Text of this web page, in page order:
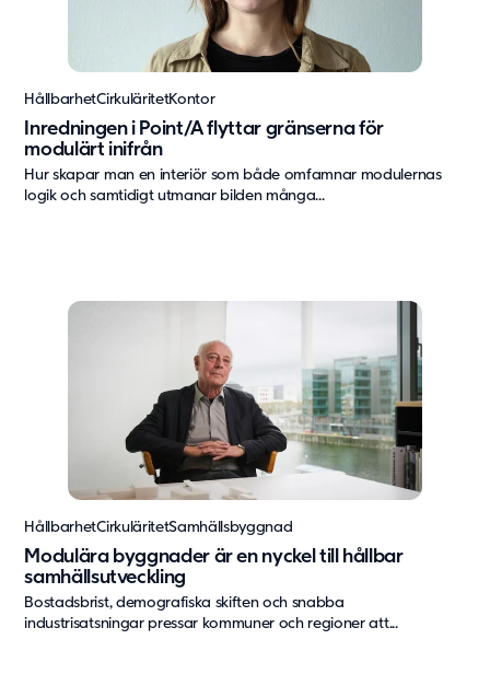
Inredningen i Point/A flyttar gränserna för
modulärt inifrån
HållbarhetCirkuläritetKontor
Hur skapar man en interiör som både omfamnar modulernas
logik och samtidigt utmanar bilden många...
Modulära byggnader är en nyckel till hållbar
samhällsutveckling
HållbarhetCirkuläritetSamhällsbyggnad
Bostadsbrist, demografiska skiften och snabba
industrisatsningar pressar kommuner och regioner att...